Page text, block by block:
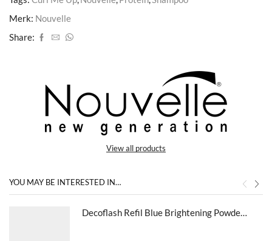
Merk: Nouvelle
Share:
View all products
YOU MAY BE INTERESTED IN…
Decoflash Refil Blue Brightening Powder 500 g